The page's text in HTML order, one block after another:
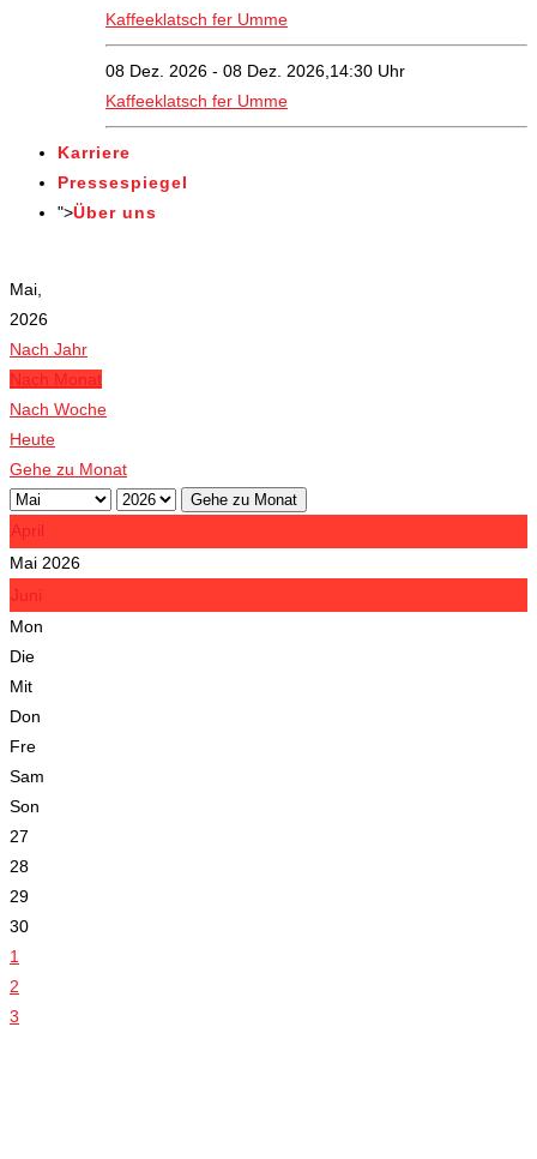
Kaffeeklatsch fer Umme
08 Dez. 2026 - 08 Dez. 2026,14:30 Uhr
Kaffeeklatsch fer Umme
Karriere
Pressespiegel
">Über uns
Mai,
2026
Nach Jahr
Nach Monat
Nach Woche
Heute
Gehe zu Monat
Gehe zu Monat
April
Mai 2026
Juni
Mon
Die
Mit
Don
Fre
Sam
Son
27
28
29
30
1
2
3